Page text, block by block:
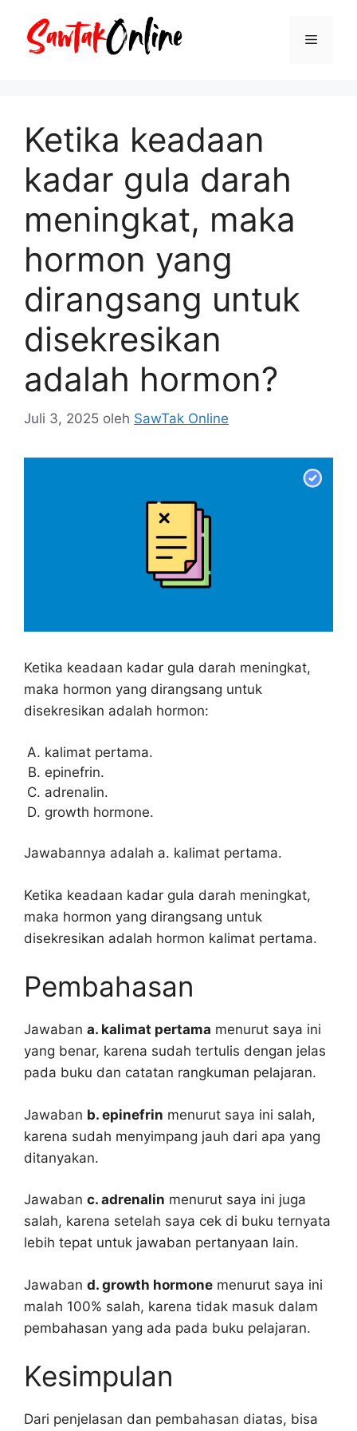
Menu
Ketika keadaan
kadar gula darah
meningkat, maka
hormon yang
dirangsang untuk
disekresikan
adalah hormon?
Juli 3, 2025 oleh SawTak Online
Ketika keadaan kadar gula darah meningkat,
maka hormon yang dirangsang untuk
disekresikan adalah hormon:
kalimat pertama.
epinefrin.
adrenalin.
growth hormone.
Jawabannya adalah a. kalimat pertama.
Ketika keadaan kadar gula darah meningkat,
maka hormon yang dirangsang untuk
disekresikan adalah hormon kalimat pertama.
Pembahasan
Jawaban a. kalimat pertama menurut saya ini
yang benar, karena sudah tertulis dengan jelas
pada buku dan catatan rangkuman pelajaran.
Jawaban b. epinefrin menurut saya ini salah,
karena sudah menyimpang jauh dari apa yang
ditanyakan.
Jawaban c. adrenalin menurut saya ini juga
salah, karena setelah saya cek di buku ternyata
lebih tepat untuk jawaban pertanyaan lain.
Jawaban d. growth hormone menurut saya ini
malah 100% salah, karena tidak masuk dalam
pembahasan yang ada pada buku pelajaran.
Kesimpulan
Dari penjelasan dan pembahasan diatas, bisa